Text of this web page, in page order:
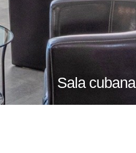
Sala cubana